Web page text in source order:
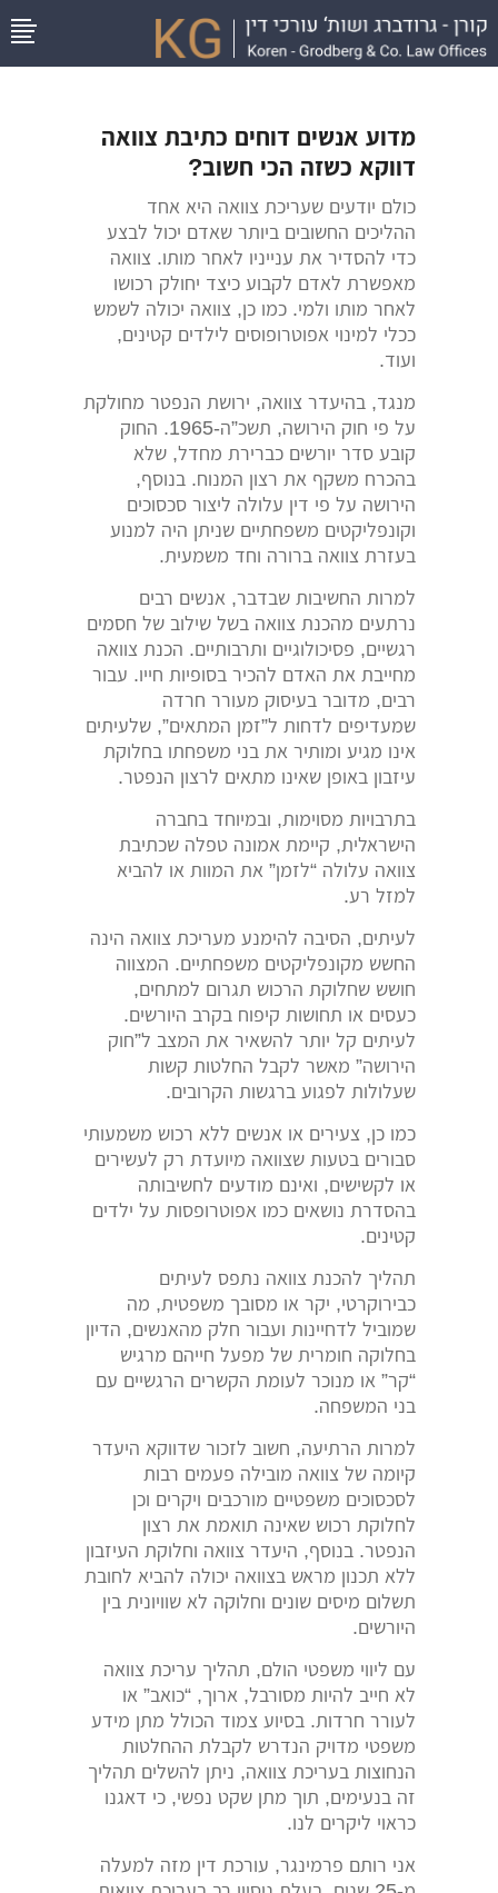
מדוע אנשים דוחים כתיבת צוואה
דווקא כשזה הכי חשוב?
כולם יודעים שעריכת צוואה היא אחד
ההליכים החשובים ביותר שאדם יכול לבצע
כדי להסדיר את ענייניו לאחר מותו. צוואה
מאפשרת לאדם לקבוע כיצד יחולק רכושו
לאחר מותו ולמי. כמו כן, צוואה יכולה לשמש
ככלי למינוי אפוטרופוסים לילדים קטינים,
ועוד.
מנגד, בהיעדר צוואה, ירושת הנפטר מחולקת
על פי חוק הירושה, תשכ”ה-1965. החוק
קובע סדר יורשים כברירת מחדל, שלא
בהכרח משקף את רצון המנוח. בנוסף,
הירושה על פי דין עלולה ליצור סכסוכים
וקונפליקטים משפחתיים שניתן היה למנוע
בעזרת צוואה ברורה וחד משמעית.
למרות החשיבות שבדבר, אנשים רבים
נרתעים מהכנת צוואה בשל שילוב של חסמים
רגשיים, פסיכולוגיים ותרבותיים. הכנת צוואה
מחייבת את האדם להכיר בסופיות חייו. עבור
רבים, מדובר בעיסוק מעורר חרדה
שמעדיפים לדחות ל”זמן המתאים”, שלעיתים
אינו מגיע ומותיר את בני משפחתו בחלוקת
עיזבון באופן שאינו מתאים לרצון הנפטר.
בתרבויות מסוימות, ובמיוחד בחברה
הישראלית, קיימת אמונה טפלה שכתיבת
צוואה עלולה “לזמן” את המוות או להביא
למזל רע.
לעיתים, הסיבה להימנע מעריכת צוואה הינה
החשש מקונפליקטים משפחתיים. המצווה
חושש שחלוקת הרכוש תגרום למתחים,
כעסים או תחושות קיפוח בקרב היורשים.
לעיתים קל יותר להשאיר את המצב ל”חוק
הירושה” מאשר לקבל החלטות קשות
שעלולות לפגוע ברגשות הקרובים.
כמו כן, צעירים או אנשים ללא רכוש משמעותי
סבורים בטעות שצוואה מיועדת רק לעשירים
או לקשישים, ואינם מודעים לחשיבותה
בהסדרת נושאים כמו אפוטרופסות על ילדים
קטינים.
תהליך להכנת צוואה נתפס לעיתים
כבירוקרטי, יקר או מסובך משפטית, מה
שמוביל לדחיינות ועבור חלק מהאנשים, הדיון
בחלוקה חומרית של מפעל חייהם מרגיש
“קר” או מנוכר לעומת הקשרים הרגשיים עם
בני המשפחה.
למרות הרתיעה, חשוב לזכור שדווקא היעדר
קיומה של צוואה מובילה פעמים רבות
לסכסוכים משפטיים מורכבים ויקרים וכן
לחלוקת רכוש שאינה תואמת את רצון
הנפטר. בנוסף, היעדר צוואה וחלוקת העיזבון
ללא תכנון מראש בצוואה יכולה להביא לחובת
תשלום מיסים שונים וחלוקה לא שוויונית בין
היורשים.
עם ליווי משפטי הולם, תהליך עריכת צוואה
לא חייב להיות מסורבל, ארוך, “כואב” או
לעורר חרדות. בסיוע צמוד הכולל מתן מידע
משפטי מדויק הנדרש לקבלת ההחלטות
הנחוצות בעריכת צוואה, ניתן להשלים תהליך
זה בנעימים, תוך מתן שקט נפשי, כי דאגנו
כראוי ליקרים לנו.
אני רותם פרמינגר, עורכת דין מזה למעלה